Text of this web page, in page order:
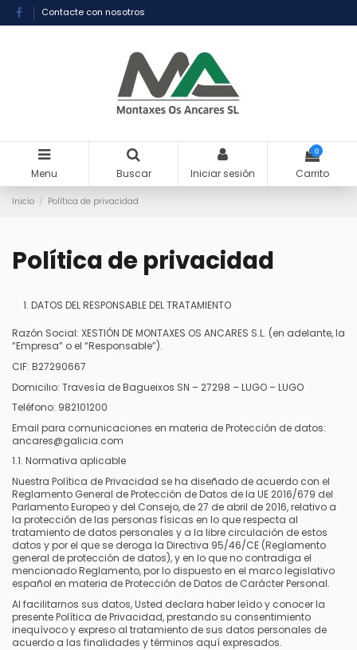
Contacte con nosotros
Menu Buscar Iniciar sesión
0
Carrito
Inicio Política de privacidad
Política de privacidad
DATOS DEL RESPONSABLE DEL TRATAMIENTO
Razón Social: XESTIÓN DE MONTAXES OS ANCARES S.L. (en adelante, la
“Empresa” o el “Responsable”).
CIF: B27290667
Domicilio: Travesía de Bagueixos SN – 27298 – LUGO – LUGO
Teléfono: 982101200
Email para comunicaciones en materia de Protección de datos:
ancares@galicia.com
1.1. Normativa aplicable
Nuestra Política de Privacidad se ha diseñado de acuerdo con el
Reglamento General de Protección de Datos de la UE 2016/679 del
Parlamento Europeo y del Consejo, de 27 de abril de 2016, relativo a
la protección de las personas físicas en lo que respecta al
tratamiento de datos personales y a la libre circulación de estos
datos y por el que se deroga la Directiva 95/46/CE (Reglamento
general de protección de datos), y en lo que no contradiga el
mencionado Reglamento, por lo dispuesto en el marco legislativo
español en materia de Protección de Datos de Carácter Personal.
Al facilitarnos sus datos, Usted declara haber leído y conocer la
presente Política de Privacidad, prestando su consentimiento
inequívoco y expreso al tratamiento de sus datos personales de
acuerdo a las finalidades y términos aquí expresados.